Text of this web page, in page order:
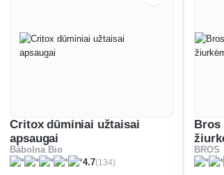
Critox dūminiai užtaisai
apsaugai
Bábolna Bio
4.7(134)
BROS